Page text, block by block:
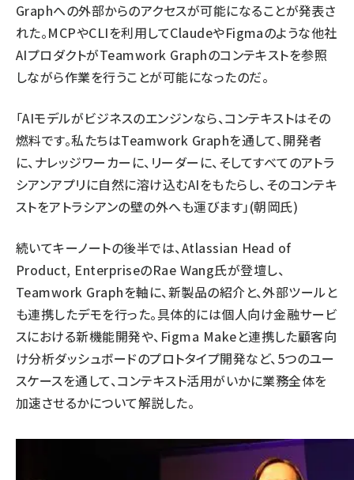
Graphへの外部からのアクセスが可能になることが発表さ
れた。MCPやCLIを利用してClaudeやFigmaのような他社
AIプロダクトがTeamwork Graphのコンテキストを参照
しながら作業を行うことが可能になったのだ。
「AIモデルがビジネスのエンジンなら、コンテキストはその
燃料です。私たちはTeamwork Graphを通して、開発者
に、ナレッジワーカーに、リーダーに、そしてすべてのアトラ
シアンアプリに自然に溶け込むAIをもたらし、そのコンテキ
ストをアトラシアンの壁の外へも運びます」(朝岡氏)
続いてキーノートの後半では、Atlassian Head of
Product, EnterpriseのRae Wang氏が登壇し、
Teamwork Graphを軸に、新製品の紹介と、外部ツールと
も連携したデモを行った。具体的には個人向け金融サービ
スにおける新機能開発や、Figma Makeと連携した顧客向
け分析ダッシュボードのプロトタイプ開発など、5つのユー
スケースを通して、コンテキスト活用がいかに業務全体を
加速させるかについて解説した。